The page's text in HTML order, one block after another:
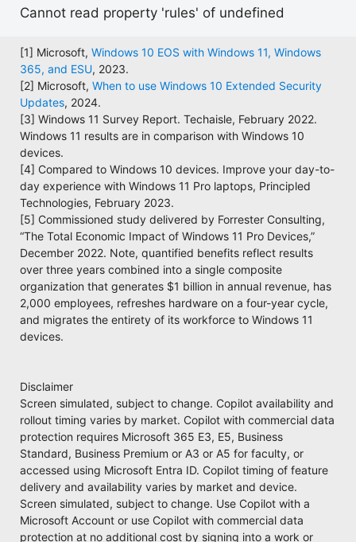
Cannot read property 'rules' of undefined
[1] Microsoft, Windows 10 EOS with Windows 11, Windows
365, and ESU, 2023.
[2] Microsoft, When to use Windows 10 Extended Security
Updates, 2024.
[3] Windows 11 Survey Report. Techaisle, February 2022.
Windows 11 results are in comparison with Windows 10
devices.
[4] Compared to Windows 10 devices. Improve your day-to-
day experience with Windows 11 Pro laptops, Principled
Technologies, February 2023.
[5] Commissioned study delivered by Forrester Consulting,
“The Total Economic Impact of Windows 11 Pro Devices,”
December 2022. Note, quantified benefits reflect results
over three years combined into a single composite
organization that generates $1 billion in annual revenue, has
2,000 employees, refreshes hardware on a four-year cycle,
and migrates the entirety of its workforce to Windows 11
devices.
Disclaimer
Screen simulated, subject to change. Copilot availability and
rollout timing varies by market. Copilot with commercial data
protection requires Microsoft 365 E3, E5, Business
Standard, Business Premium or A3 or A5 for faculty, or
accessed using Microsoft Entra ID. Copilot timing of feature
delivery and availability varies by market and device.
Screen simulated, subject to change. Use Copilot with a
Microsoft Account or use Copilot with commercial data
protection at no additional cost by signing into a work or